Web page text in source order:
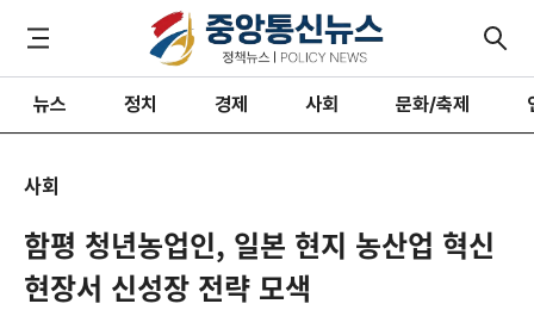
뉴스 정치 경제 사회 문화/축제
사회
함평 청년농업인, 일본 현지 농산업 혁신
현장서 신성장 전략 모색